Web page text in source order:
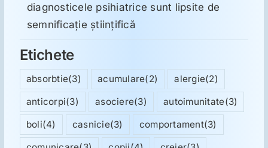
diagnosticele psihiatrice sunt lipsite de
semnificație științifică
Etichete
absorbtie(3) acumulare(2) alergie(2)
anticorpi(3) asociere(3) autoimunitate(3)
boli(4) casnicie(3) comportament(3)